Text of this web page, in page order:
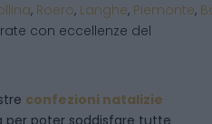
, Roero, Langhe, Piemonte,
con eccellenze del
confezioni natalizie
per poter soddisfare tutte